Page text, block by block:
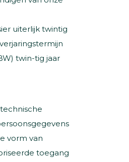
uiterlijk twintig
twin-tig jaar
vorm van
toegang